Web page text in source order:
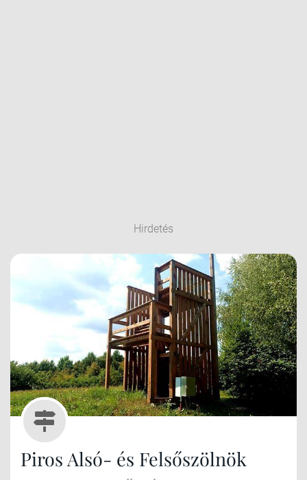
Hirdetés
Piros Alsó- és Felsőszölnök